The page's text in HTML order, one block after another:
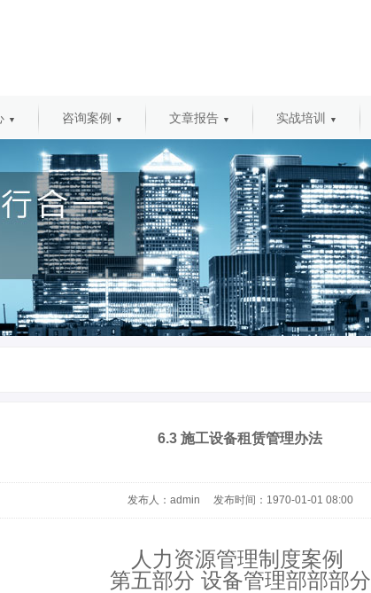
▼ 咨询案例 ▼ 文章报告 ▼ 实战培训 ▼
6.3 施工设备租赁管理办法
发布人：admin 发布时间：1970-01-01 08:00
人力资源管理制度案例
第五部分 设备管理部部部分